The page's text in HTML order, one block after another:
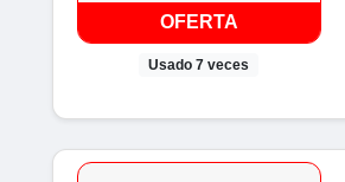
OFERTA
Usado 7 veces